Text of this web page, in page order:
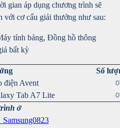
gian áp dụng chương trình sẽ
với cơ cấu giải thưởng như sau:
tính bảng, Đồng hồ thông
bất kỳ
Số
điện Avent
Tab A7 Lite
ở